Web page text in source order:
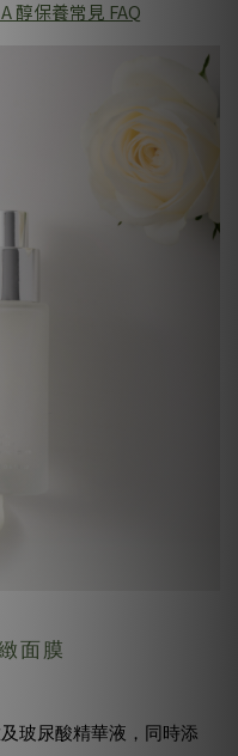
醇保養常見 FAQ
面膜
玻尿酸精華液，同時添